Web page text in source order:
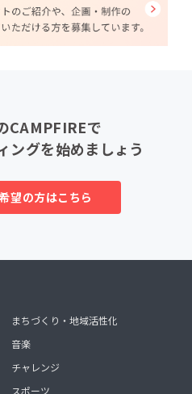
CAMPFIREで
ングを始めましょう
望の方はこちら
まちづくり・地域活性化
音楽
チャレンジ
スポーツ